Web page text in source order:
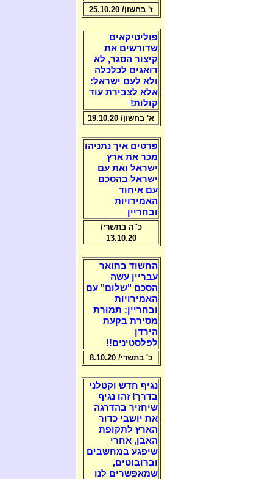
ז' בחשון/ 25.10.20
פוליטיקאים
שדורשים את
קיצור הסגר, לא
דואגים לכלכלה
ולא לעם ישראל:
אלא לצבירת עוד
קולות!
א' בחשון/ 19.10.20
פרטים איך נתניהו
מכר את ארץ
ישראל ואת עם
ישראל בהסכם
עם איחוד
האמירויות
ובחריין
כ"ה בתשרי/
13.10.20
החשוד בתואר
עבריין עשה
הסכם "שלום" עם
האמירויות
ובחריין: תמורת
מסירת בקעת
הירדן
לפלסטינים!!
כ' בתשרי/ 8.10.20
נגיף חדש וקטלני
בדרך! זהו נגיף
שיחזיר בהדרגה
את יושבי כדור
הארץ לתקופת
האבן, אחרי
שיפגע במחשבים
וברובוטים,
שמאפשרים לנו